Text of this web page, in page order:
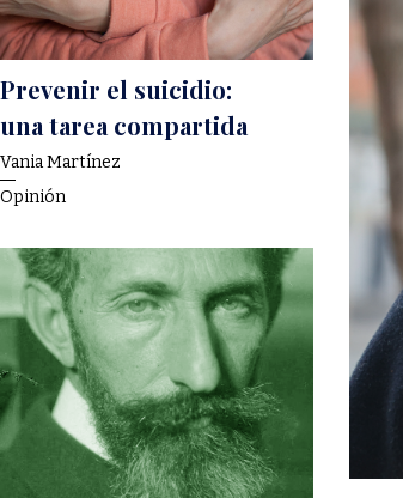
Prevenir el suicidio:
una tarea compartida
Vania Martínez
Opinión